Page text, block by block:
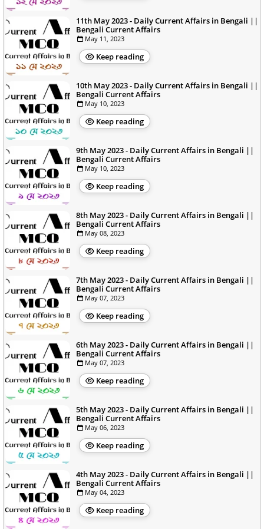
11th May 2023 - Daily Current Affairs in Bengali ||
Bengali Current Affairs
May 11, 2023
Keep reading
10th May 2023 - Daily Current Affairs in Bengali ||
Bengali Current Affairs
May 10, 2023
Keep reading
9th May 2023 - Daily Current Affairs in Bengali ||
Bengali Current Affairs
May 10, 2023
Keep reading
8th May 2023 - Daily Current Affairs in Bengali ||
Bengali Current Affairs
May 08, 2023
Keep reading
7th May 2023 - Daily Current Affairs in Bengali ||
Bengali Current Affairs
May 07, 2023
Keep reading
6th May 2023 - Daily Current Affairs in Bengali ||
Bengali Current Affairs
May 07, 2023
Keep reading
5th May 2023 - Daily Current Affairs in Bengali ||
Bengali Current Affairs
May 06, 2023
Keep reading
4th May 2023 - Daily Current Affairs in Bengali ||
Bengali Current Affairs
May 04, 2023
Keep reading